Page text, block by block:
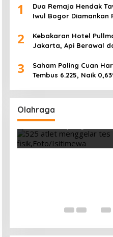
1
Dua Remaja Hendak
Iwul Bogor Diamankan
2
Kebakaran Hotel
Jakarta, Api Berawal
3
Saham Paling Cuan
Tembus 6.225, Naik
Olahraga
Tes Fisik Tahap II Jadi
Kesiapan 525 Atlet